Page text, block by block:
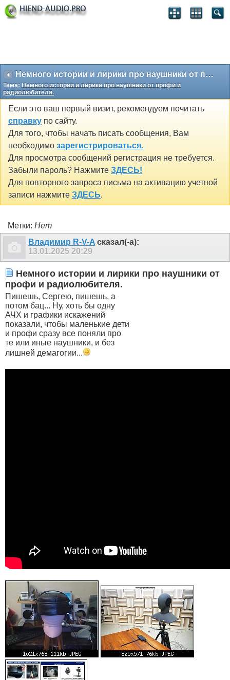
Немного истории и лирики про наушники от профи и радиолюбителя.
Тема: Немного истории и лирики про наушники от профи и
радиолюбителя.
Если это ваш первый визит, рекомендуем почитать
справку по сайту.
Для того, чтобы начать писать сообщения, Вам
необходимо зарегистрироваться.
Для просмотра сообщений регистрация не требуется.
Забыли пароль? Нажмите ЗДЕСЬ!
Для повторного запроса письма на активацию учетной
записи нажмите ЗДЕСЬ.
Метки: Нет
Владимир R-V-A сказал(-а):
13.01.2025 20:29
Немного истории и лирики про наушники от
профи и радиолюбителя.
Пишешь, Сергею, пишешь, а
потом бац... Ну, хоть бы одну
АЧХ и графики искажений
показали, чтобы маленькие дети
и профи сразу все поняли про
те или иные наушники, и без
лишней демагогии...